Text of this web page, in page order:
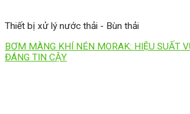
Thiết bị xử lý nước thải - Bùn thải
BƠM MÀNG KHÍ NÉN MORAK: HIỆU SUẤT
ĐÁNG TIN CẬY